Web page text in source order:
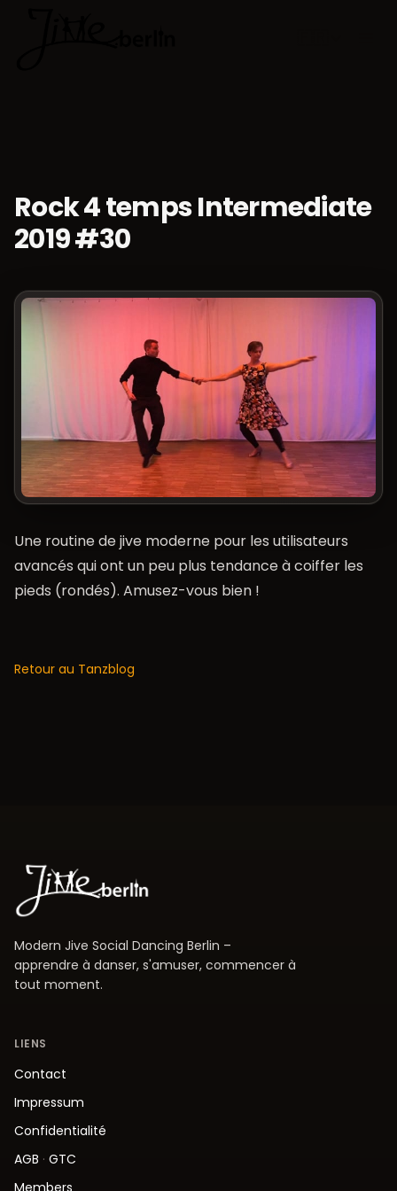
Rock 4 temps Intermediate
2019 #30
Une routine de jive moderne pour les utilisateurs
avancés qui ont un peu plus tendance à coiffer les
pieds (rondés). Amusez-vous bien !
Retour au Tanzblog
Modern Jive Social Dancing Berlin –
apprendre à danser, s'amuser, commencer à
tout moment.
LIENS
Contact
Impressum
Confidentialité
AGB · GTC